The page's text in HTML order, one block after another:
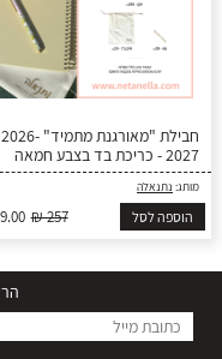
חבילת "מאורגנת מתמיד" 2026-
2027 - כריכת בד בצבע חמאה
מותג: נתנאלה
₪ 257 הוספה לסל